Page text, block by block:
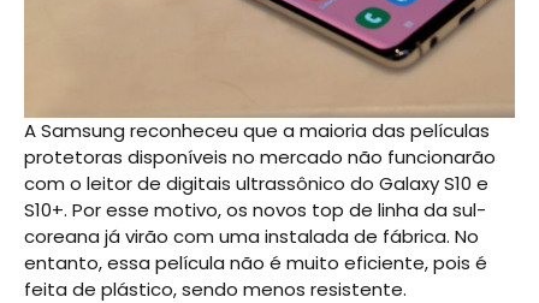
A Samsung reconheceu que a maioria das películas
protetoras disponíveis no mercado não funcionarão
com o leitor de digitais ultrassônico do Galaxy S10 e
S10+. Por esse motivo, os novos top de linha da sul-
coreana já virão com uma instalada de fábrica. No
entanto, essa película não é muito eficiente, pois é
feita de plástico, sendo menos resistente.